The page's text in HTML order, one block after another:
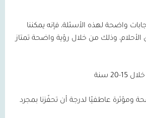
واضحة لهذه الأسئلة، فإنه يمكننا
وذلك من خلال رؤية واضحة تمتاز
سنة
ومؤثرة عاطفيًا لدرجة أن تحفّزنا بمجرد